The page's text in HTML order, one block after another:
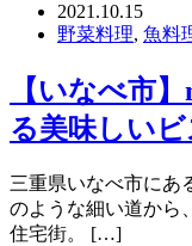
2021.10.15
野菜料理, 魚料
【いなべ市
る美味しいビ
三重県いなべ市にあ
のような細い道から
住宅街。 […]